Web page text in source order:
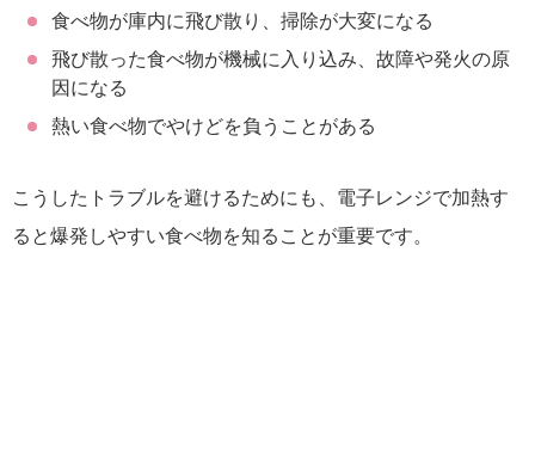
食べ物が庫内に飛び散り、掃除が大変になる
飛び散った食べ物が機械に入り込み、故障や発火の原
因になる
熱い食べ物でやけどを負うことがある
こうしたトラブルを避けるためにも、電子レンジで加熱す
ると爆発しやすい食べ物を知ることが重要です。